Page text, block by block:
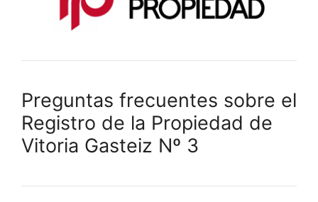
Preguntas frecuentes sobre el
Registro de la Propiedad de
Vitoria Gasteiz Nº 3